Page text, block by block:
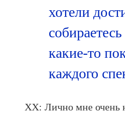
хотели
какие-то
каждого
ХХ: Лично мне очень